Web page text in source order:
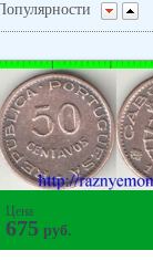
Цена
675 руб.